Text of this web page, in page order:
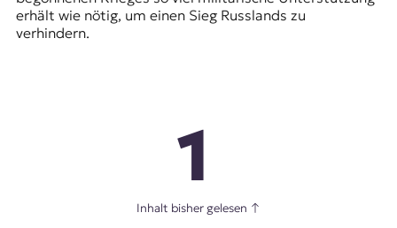
erhält wie nötig, um einen Sieg Russlands zu
verhindern.
1
Inhalt bisher gelesen ↑